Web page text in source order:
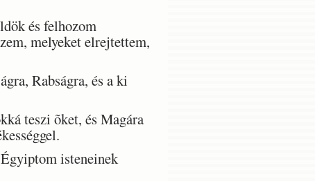
és felhozom
melyeket elrejtettem,
Rabságra, és a ki
teszi õket, és Magára
isteneinek